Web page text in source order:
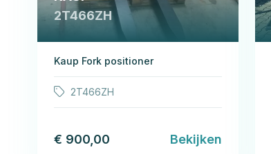
2T466ZH
Kaup Fork positioner
2T466ZH
€ 900,00 Bekijken